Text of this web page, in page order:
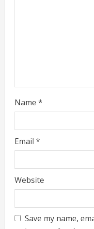
Name *
Email *
Website
Save my name,